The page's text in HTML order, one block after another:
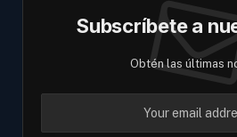
Subscríbete a
Obtén las últimas